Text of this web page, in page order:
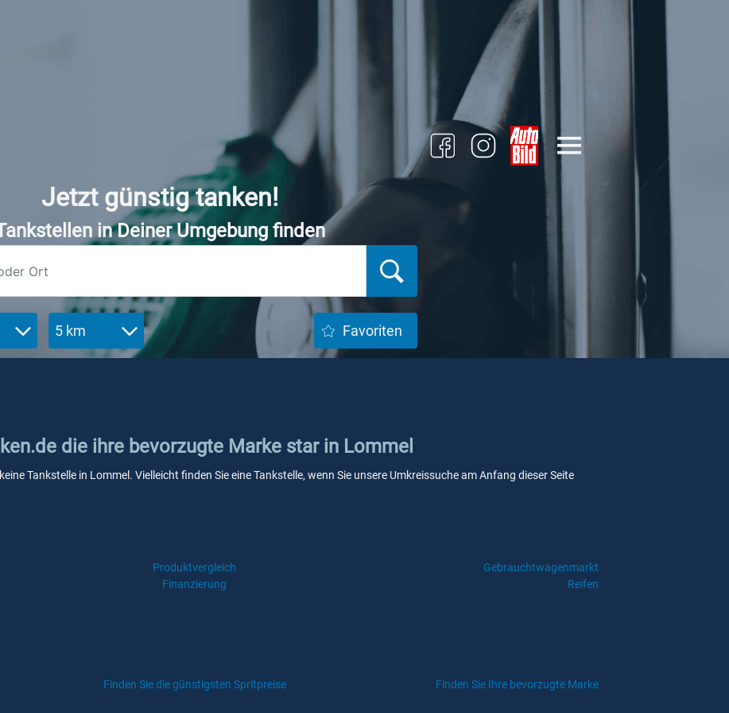
Jetzt günstig tanken!
in Deiner Umgebung finden
5 km Favoriten
die ihre bevorzugte Marke star in Lommel
Tankstelle in Lommel. Vielleicht finden Sie eine Tankstelle, wenn Sie unsere Umkreissuche am Anfang dieser Seite
Produktvergleich
Gebrauchtwagenmarkt
Finanzierung
Reifen
Finden Sie die günstigsten Spritpreise Finden Sie Ihre bevorzugte Marke